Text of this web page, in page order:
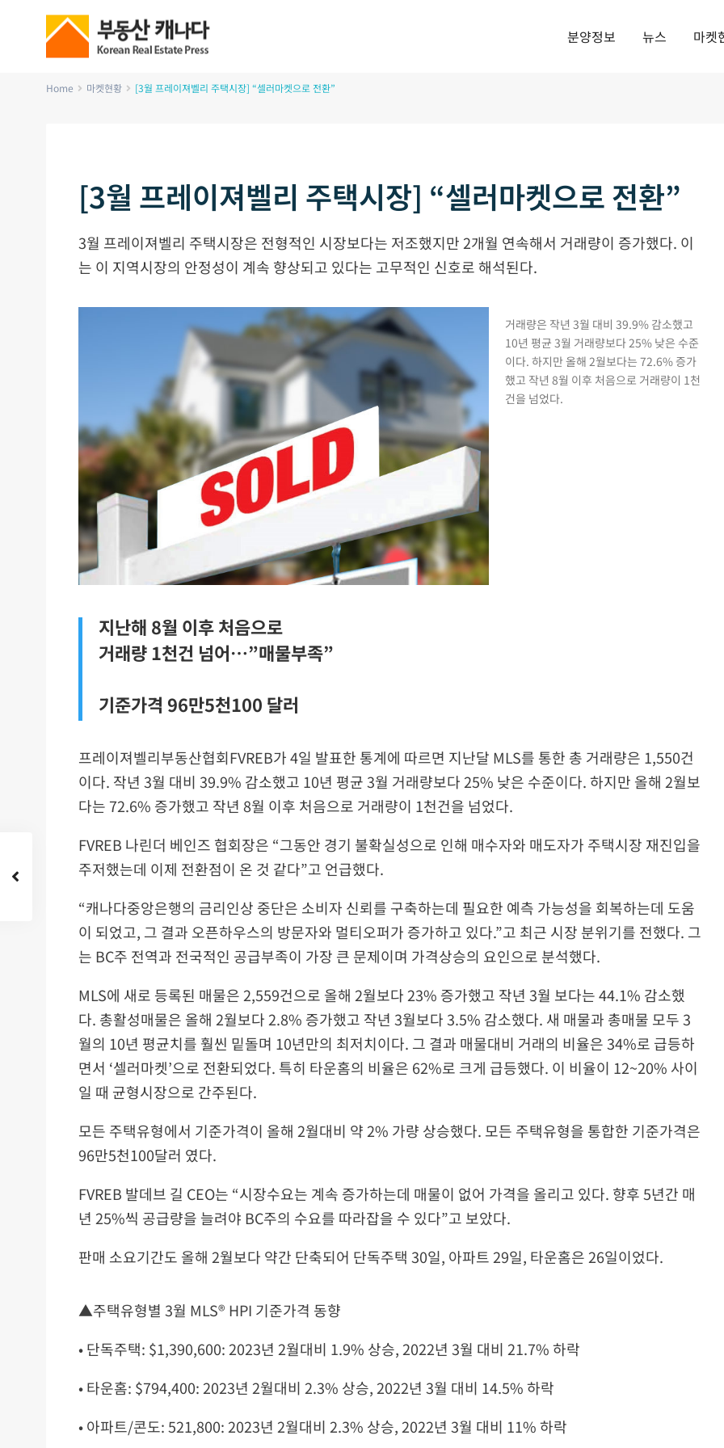
분양정보 뉴스 마켓
Home 마켓현황 [3월 프레이져벨리 주택시장] “셀러마켓으로 전환”
[3월 프레이져벨리 주택시장] “셀러마켓으로 전환”
3월 프레이져벨리 주택시장은 전형적인 시장보다는 저조했지만 2개월 연속해서 거래량이 증가했다. 이
는 이 지역시장의 안정성이 계속 향상되고 있다는 고무적인 신호로 해석된다.
거래량은 작년 3월 대비 39.9% 감소했고
10년 평균 3월 거래량보다 25% 낮은 수준
이다. 하지만 올해 2월보다는 72.6% 증가
했고 작년 8월 이후 처음으로 거래량이 1천
건을 넘었다.
지난해 8월 이후 처음으로
거래량 1천건 넘어…”매물부족”
기준가격 96만5천100 달러
프레이져벨리부동산협회FVREB가 4일 발표한 통계에 따르면 지난달 MLS를 통한 총 거래량은 1,550건
이다. 작년 3월 대비 39.9% 감소했고 10년 평균 3월 거래량보다 25% 낮은 수준이다. 하지만 올해 2월보
다는 72.6% 증가했고 작년 8월 이후 처음으로 거래량이 1천건을 넘었다.
FVREB 나린더 베인즈 협회장은 “그동안 경기 불확실성으로 인해 매수자와 매도자가 주택시장 재진입을
주저했는데 이제 전환점이 온 것 같다”고 언급했다.
“캐나다중앙은행의 금리인상 중단은 소비자 신뢰를 구축하는데 필요한 예측 가능성을 회복하는데 도움
이 되었고, 그 결과 오픈하우스의 방문자와 멀티오퍼가 증가하고 있다.”고 최근 시장 분위기를 전했다. 그
는 BC주 전역과 전국적인 공급부족이 가장 큰 문제이며 가격상승의 요인으로 분석했다.
MLS에 새로 등록된 매물은 2,559건으로 올해 2월보다 23% 증가했고 작년 3월 보다는 44.1% 감소했
다. 총활성매물은 올해 2월보다 2.8% 증가했고 작년 3월보다 3.5% 감소했다. 새 매물과 총매물 모두 3
월의 10년 평균치를 훨씬 밑돌며 10년만의 최저치이다. 그 결과 매물대비 거래의 비율은 34%로 급등하
면서 ‘셀러마켓’으로 전환되었다. 특히 타운홈의 비율은 62%로 크게 급등했다. 이 비율이 12~20% 사이
일 때 균형시장으로 간주된다.
모든 주택유형에서 기준가격이 올해 2월대비 약 2% 가량 상승했다. 모든 주택유형을 통합한 기준가격은
96만5천100달러 였다.
FVREB 발데브 길 CEO는 “시장수요는 계속 증가하는데 매물이 없어 가격을 올리고 있다. 향후 5년간 매
년 25%씩 공급량을 늘려야 BC주의 수요를 따라잡을 수 있다”고 보았다.
판매 소요기간도 올해 2월보다 약간 단축되어 단독주택 30일, 아파트 29일, 타운홈은 26일이었다.
▲주택유형별 3월 MLS® HPI 기준가격 동향
• 단독주택: $1,390,600: 2023년 2월대비 1.9% 상승, 2022년 3월 대비 21.7% 하락
• 타운홈: $794,400: 2023년 2월대비 2.3% 상승, 2022년 3월 대비 14.5% 하락
• 아파트/콘도: 521,800: 2023년 2월대비 2.3% 상승, 2022년 3월 대비 11% 하락